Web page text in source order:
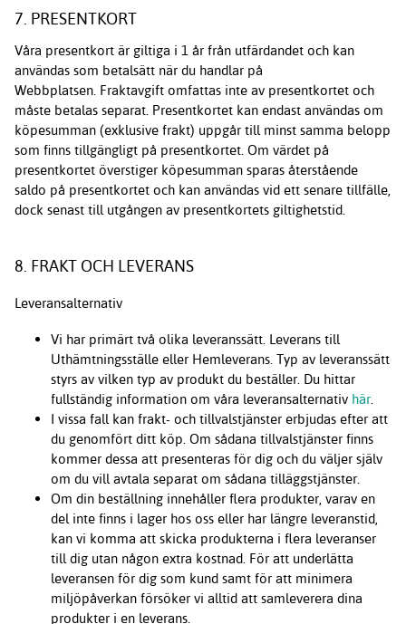
7. PRESENTKORT
Våra presentkort är giltiga i 1 år från utfärdandet och kan
användas som betalsätt när du handlar på
Webbplatsen. Fraktavgift omfattas inte av presentkortet och
måste betalas separat. Presentkortet kan endast användas om
köpesumman (exklusive frakt) uppgår till minst samma belopp
som finns tillgängligt på presentkortet. Om värdet på
presentkortet överstiger köpesumman sparas återstående
saldo på presentkortet och kan användas vid ett senare tillfälle,
dock senast till utgången av presentkortets giltighetstid.
8. FRAKT OCH LEVERANS
Leveransalternativ
Vi har primärt två olika leveranssätt. Leverans till
Uthämtningsställe eller Hemleverans. Typ av leveranssätt
styrs av vilken typ av produkt du beställer. Du hittar
fullständig information om våra leveransalternativ här.
I vissa fall kan frakt- och tillvalstjänster erbjudas efter att
du genomfört ditt köp. Om sådana tillvalstjänster finns
kommer dessa att presenteras för dig och du väljer själv
om du vill avtala separat om sådana tilläggstjänster.
Om din beställning innehåller flera produkter, varav en
del inte finns i lager hos oss eller har längre leveranstid,
kan vi komma att skicka produkterna i flera leveranser
till dig utan någon extra kostnad. För att underlätta
leveransen för dig som kund samt för att minimera
miljöpåverkan försöker vi alltid att samleverera dina
produkter i en leverans.